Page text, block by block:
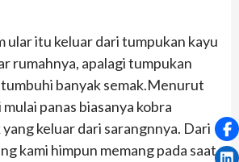
ular itu keluar dari tumpukan kayu
rumahnya, apalagi tumpukan
banyak semak.Menurut
panas biasanya kobra
keluar dari sarangnnya. Dari
kami himpun memang pada saat